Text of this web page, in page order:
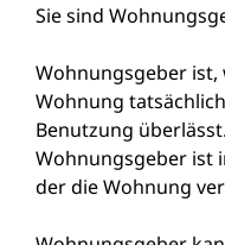
Sie sind
Wohnungsgeber
Wohnung
Benutzung überlässt.
Wohnungsgeber ist
der die Wohnung